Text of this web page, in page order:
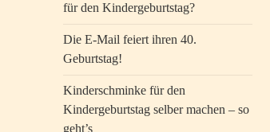
für den Kindergeburtstag?
Die E-Mail feiert ihren 40.
Geburtstag!
Kinderschminke für den
Kindergeburtstag selber machen – so
geht’s